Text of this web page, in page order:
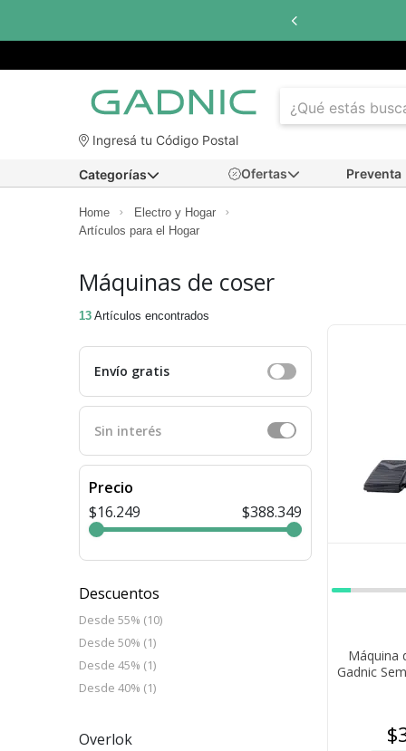
Ingresá tu Código Postal
Ofertas Preventa
Categorías
Home
Electro y Hogar
Artículos para el Hogar
Máquinas de coser
13 Artículos encontrados
Envío gratis
Sin interés
Precio
$16.249
$388.349
Descuentos
Desde 55% (10)
Desde 50% (1)
Desde 45% (1)
Desde 40% (1)
Overlok
Máquina
Gadnic